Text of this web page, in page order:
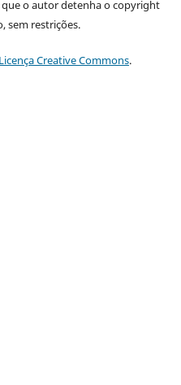
o autor detenha o copyright
sem restrições.
Licença Creative Commons.